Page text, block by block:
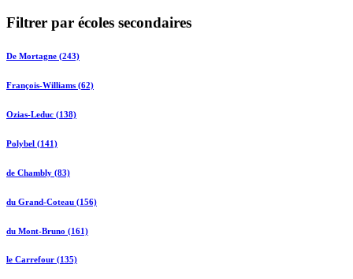
Filtrer par écoles secondaires
De Mortagne (243)
François-Williams (62)
Ozias-Leduc (138)
Polybel (141)
de Chambly (83)
du Grand-Coteau (156)
du Mont-Bruno (161)
le Carrefour (135)